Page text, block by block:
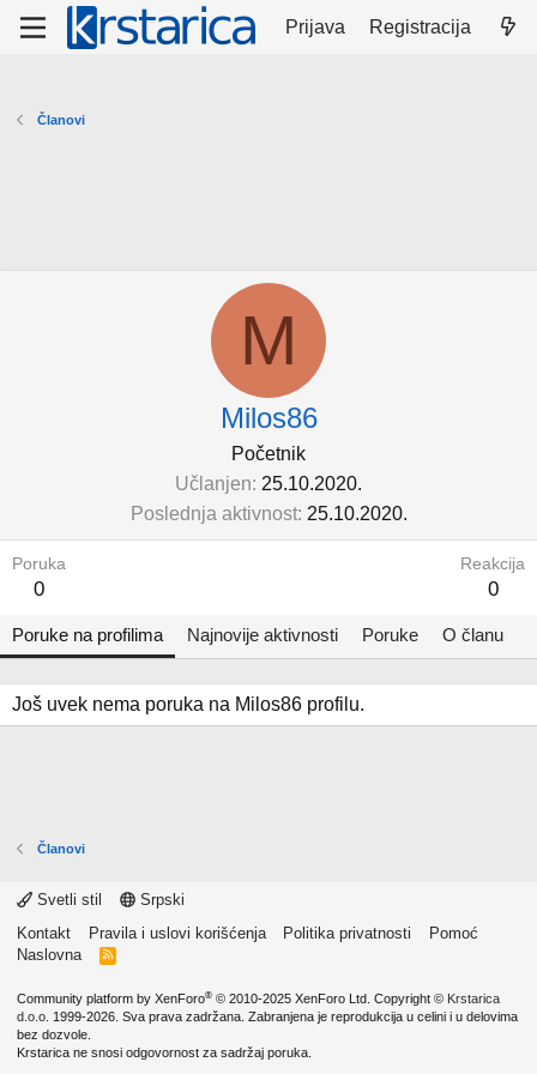
Prijava Registracija
Članovi
M
Milos86
Početnik
Učlanjen 25.10.2020.
Poslednja aktivnost 25.10.2020.
Poruka
0
Reakcija
0
Poruke na profilima Najnovije aktivnosti Poruke O članu
Još uvek nema poruka na Milos86 profilu.
Članovi
Svetli stil
Srpski
Kontakt
Pravila i uslovi korišćenja Politika privatnosti
Pomoć
Naslovna
R
Community platform by XenForo® © 2010-2025 XenForo Ltd. Copyright © Krstarica
d.o.o. 1999-2026. Sva prava zadržana. Zabranjena je reprodukcija u celini i u delovima
bez dozvole.
Krstarica ne snosi odgovornost za sadržaj poruka.